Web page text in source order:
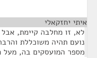
איתי יחזקאלי
לא, זו מחלבה קיימת,
נועם תהיה משוכללת
מספר המועסקים בה,